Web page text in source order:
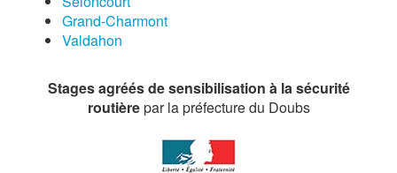
Grand-Charmont
Valdahon
Stages agréés de sensibilisation à la sécurité
routièrepar la préfecture du Doubs